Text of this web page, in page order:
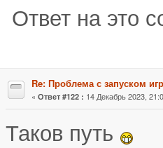
Ответ на это
Re: Проблема с запуском
« Ответ #122 : 14 Декабрь 2023,
Таков путь